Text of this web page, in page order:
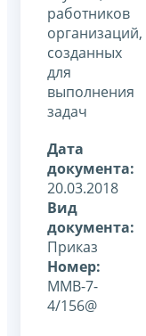
работников
организаций,
созданных
для
выполнения
задач
Дата
документа:
20.03.2018
Вид
документа:
Приказ
Номер:
ММВ-7-
4/156@